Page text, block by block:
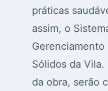
práticas
assim, o
Gerenciamento
Sólidos da
da obra, serão